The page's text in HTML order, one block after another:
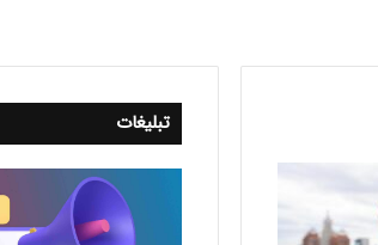
تبلیغات